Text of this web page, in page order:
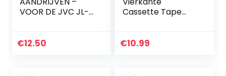
VOOR DE JVC JL-
€12.50
Cassette Tape
Gemeenschappelij
€10.99